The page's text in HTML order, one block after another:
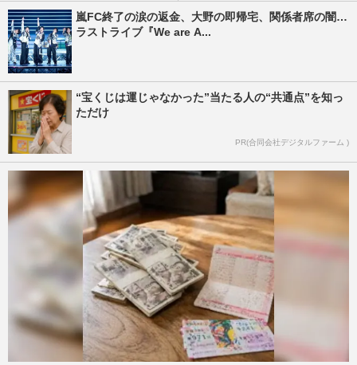
嵐FC終了の涙の返金、大野の即帰宅、関係者席の闇…
ラストライブ『We are A...
“宝くじは運じゃなかった”当たる人の“共通点”を知っ
ただけ
PR(合同会社デジタルファーム )